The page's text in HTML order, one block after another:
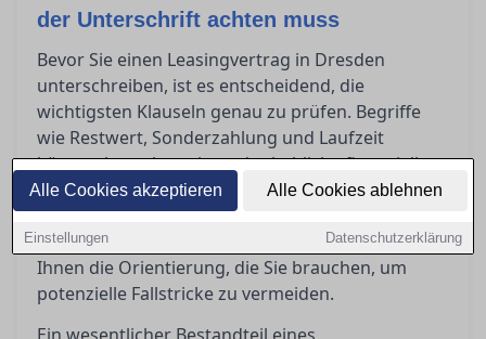
Alle Cookies akzeptieren Alle Cookies ablehnen
Einstellungen Datenschutzerklärung
der Unterschrift achten muss
Bevor Sie einen Leasingvertrag in Dresden
unterschreiben, ist es entscheidend, die
wichtigsten Klauseln genau zu prüfen. Begriffe
wie Restwert, Sonderzahlung und Laufzeit
können komplex sein und erhebliche finanzielle
Auswirkungen haben. Zudem stellt sich oft die
Frage, was passiert, wenn Sie den Vertrag
vorzeitig beenden möchten. Dieser Artikel gibt
Ihnen die Orientierung, die Sie brauchen, um
potenzielle Fallstricke zu vermeiden.